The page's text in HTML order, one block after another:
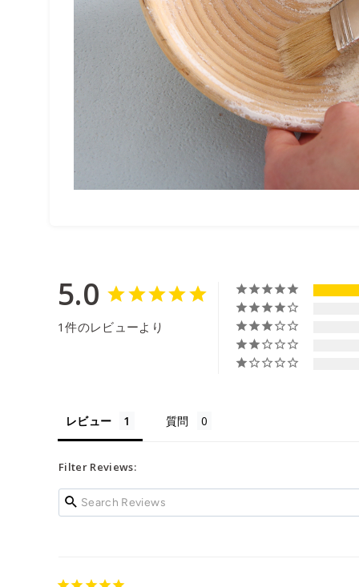
5.0
1件のレビューより
レビュー 質問
Filter Reviews: